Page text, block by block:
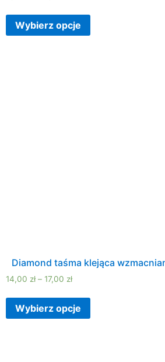
Wybierz opcje
Diamond taśma klejąca
14,00 zł – 17,00 zł
Wybierz opcje